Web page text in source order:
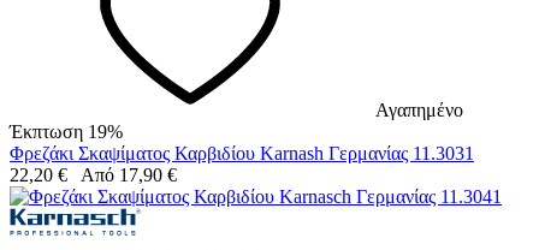
Αγαπημένο
Έκπτωση 19%
Φρεζάκι Σκαψίματος Καρβιδίου Karnash Γερμανίας 11.3031
22,20 € Από 17,90 €